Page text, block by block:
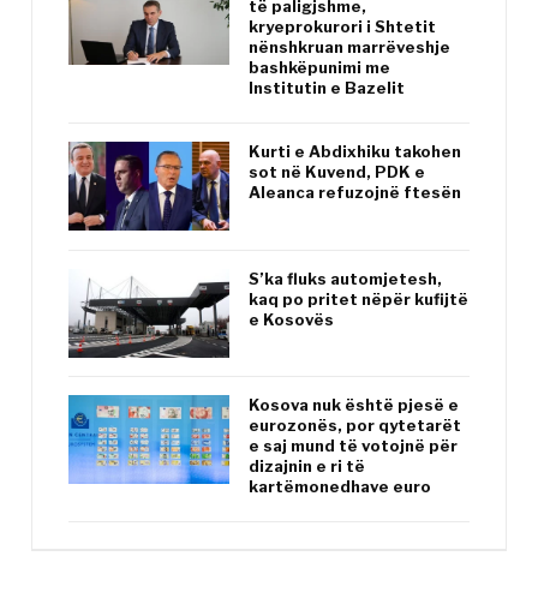
të paligjshme,
kryeprokurori i Shtetit
nënshkruan marrëveshje
bashkëpunimi me
Institutin e Bazelit
Kurti e Abdixhiku takohen
sot në Kuvend, PDK e
Aleanca refuzojnë ftesën
S’ka fluks automjetesh,
kaq po pritet nëpër kufijtë
e Kosovës
Kosova nuk është pjesë e
eurozonës, por qytetarët
e saj mund të votojnë për
dizajnin e ri të
kartëmonedhave euro